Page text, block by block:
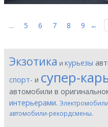
... 5 6 7 8 9 ←
Экзотика и курьезы
спорт- и супер-
автомобили в
интерьерами. Электромобили
автомобили-рекордсмены.